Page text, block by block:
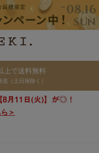
上で送料無料
（土日祝除く）
＞